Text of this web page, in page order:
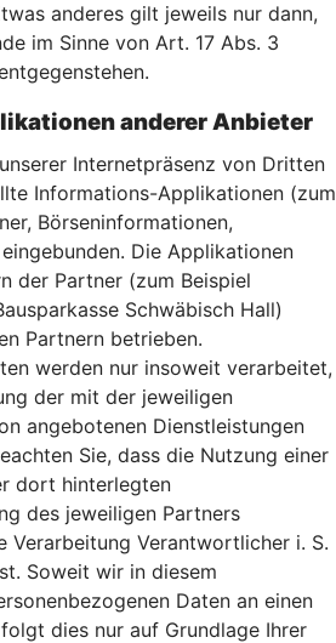
anderes gilt jeweils nur dann,
im Sinne von Art. 17 Abs. 3
anderer Anbieter
Internetpräsenz von Dritten
Informations-Applikationen (zum
Börseninformationen,
Die Applikationen
der Partner (zum Beispiel
Schwäbisch Hall)
Partnern betrieben.
werden nur insoweit verarbeitet,
der mit der jeweiligen
angebotenen Dienstleistungen
Sie, dass die Nutzung einer
dort hinterlegten
des jeweiligen Partners
Verarbeitung Verantwortlicher i. S.
Soweit wir in diesem
Daten an einen
dies nur auf Grundlage Ihrer